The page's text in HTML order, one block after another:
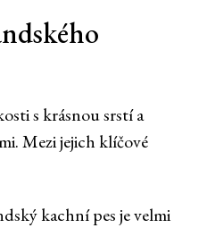
s krásnou srstí a
Mezi jejich klíčové
kachní pes je velmi